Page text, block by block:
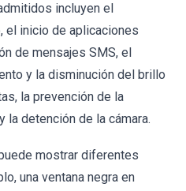
incluyen el
inicio de aplicaciones
de mensajes SMS, el
y la disminución del brillo
la prevención de la
la detención de la cámara.
mostrar diferentes
una ventana negra en